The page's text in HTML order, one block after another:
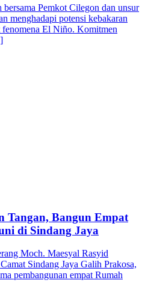
Pemkot Cilegon dan unsur
menghadapi potensi kebakaran
fenomena El Niño. Komitmen
Tangan, Bangun Empat
di Sindang Jaya
Moch. Maesyal Rasyid
Sindang Jaya Galih Prakosa,
pembangunan empat Rumah